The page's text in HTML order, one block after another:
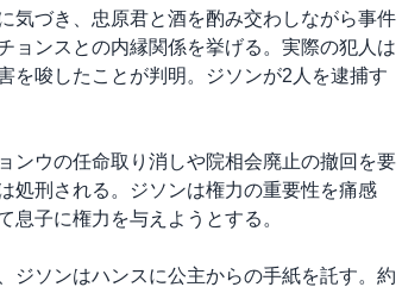
気づき、忠原君と酒を酌み交わしながら事件
ョンスとの内縁関係を挙げる。実際の犯人は
を唆したことが判明。ジソンが2人を逮捕す
ンウの任命取り消しや院相会廃止の撤回を要
処刑される。ジソンは権力の重要性を痛感
息子に権力を与えようとする。
ジソンはハンスに公主からの手紙を託す。約